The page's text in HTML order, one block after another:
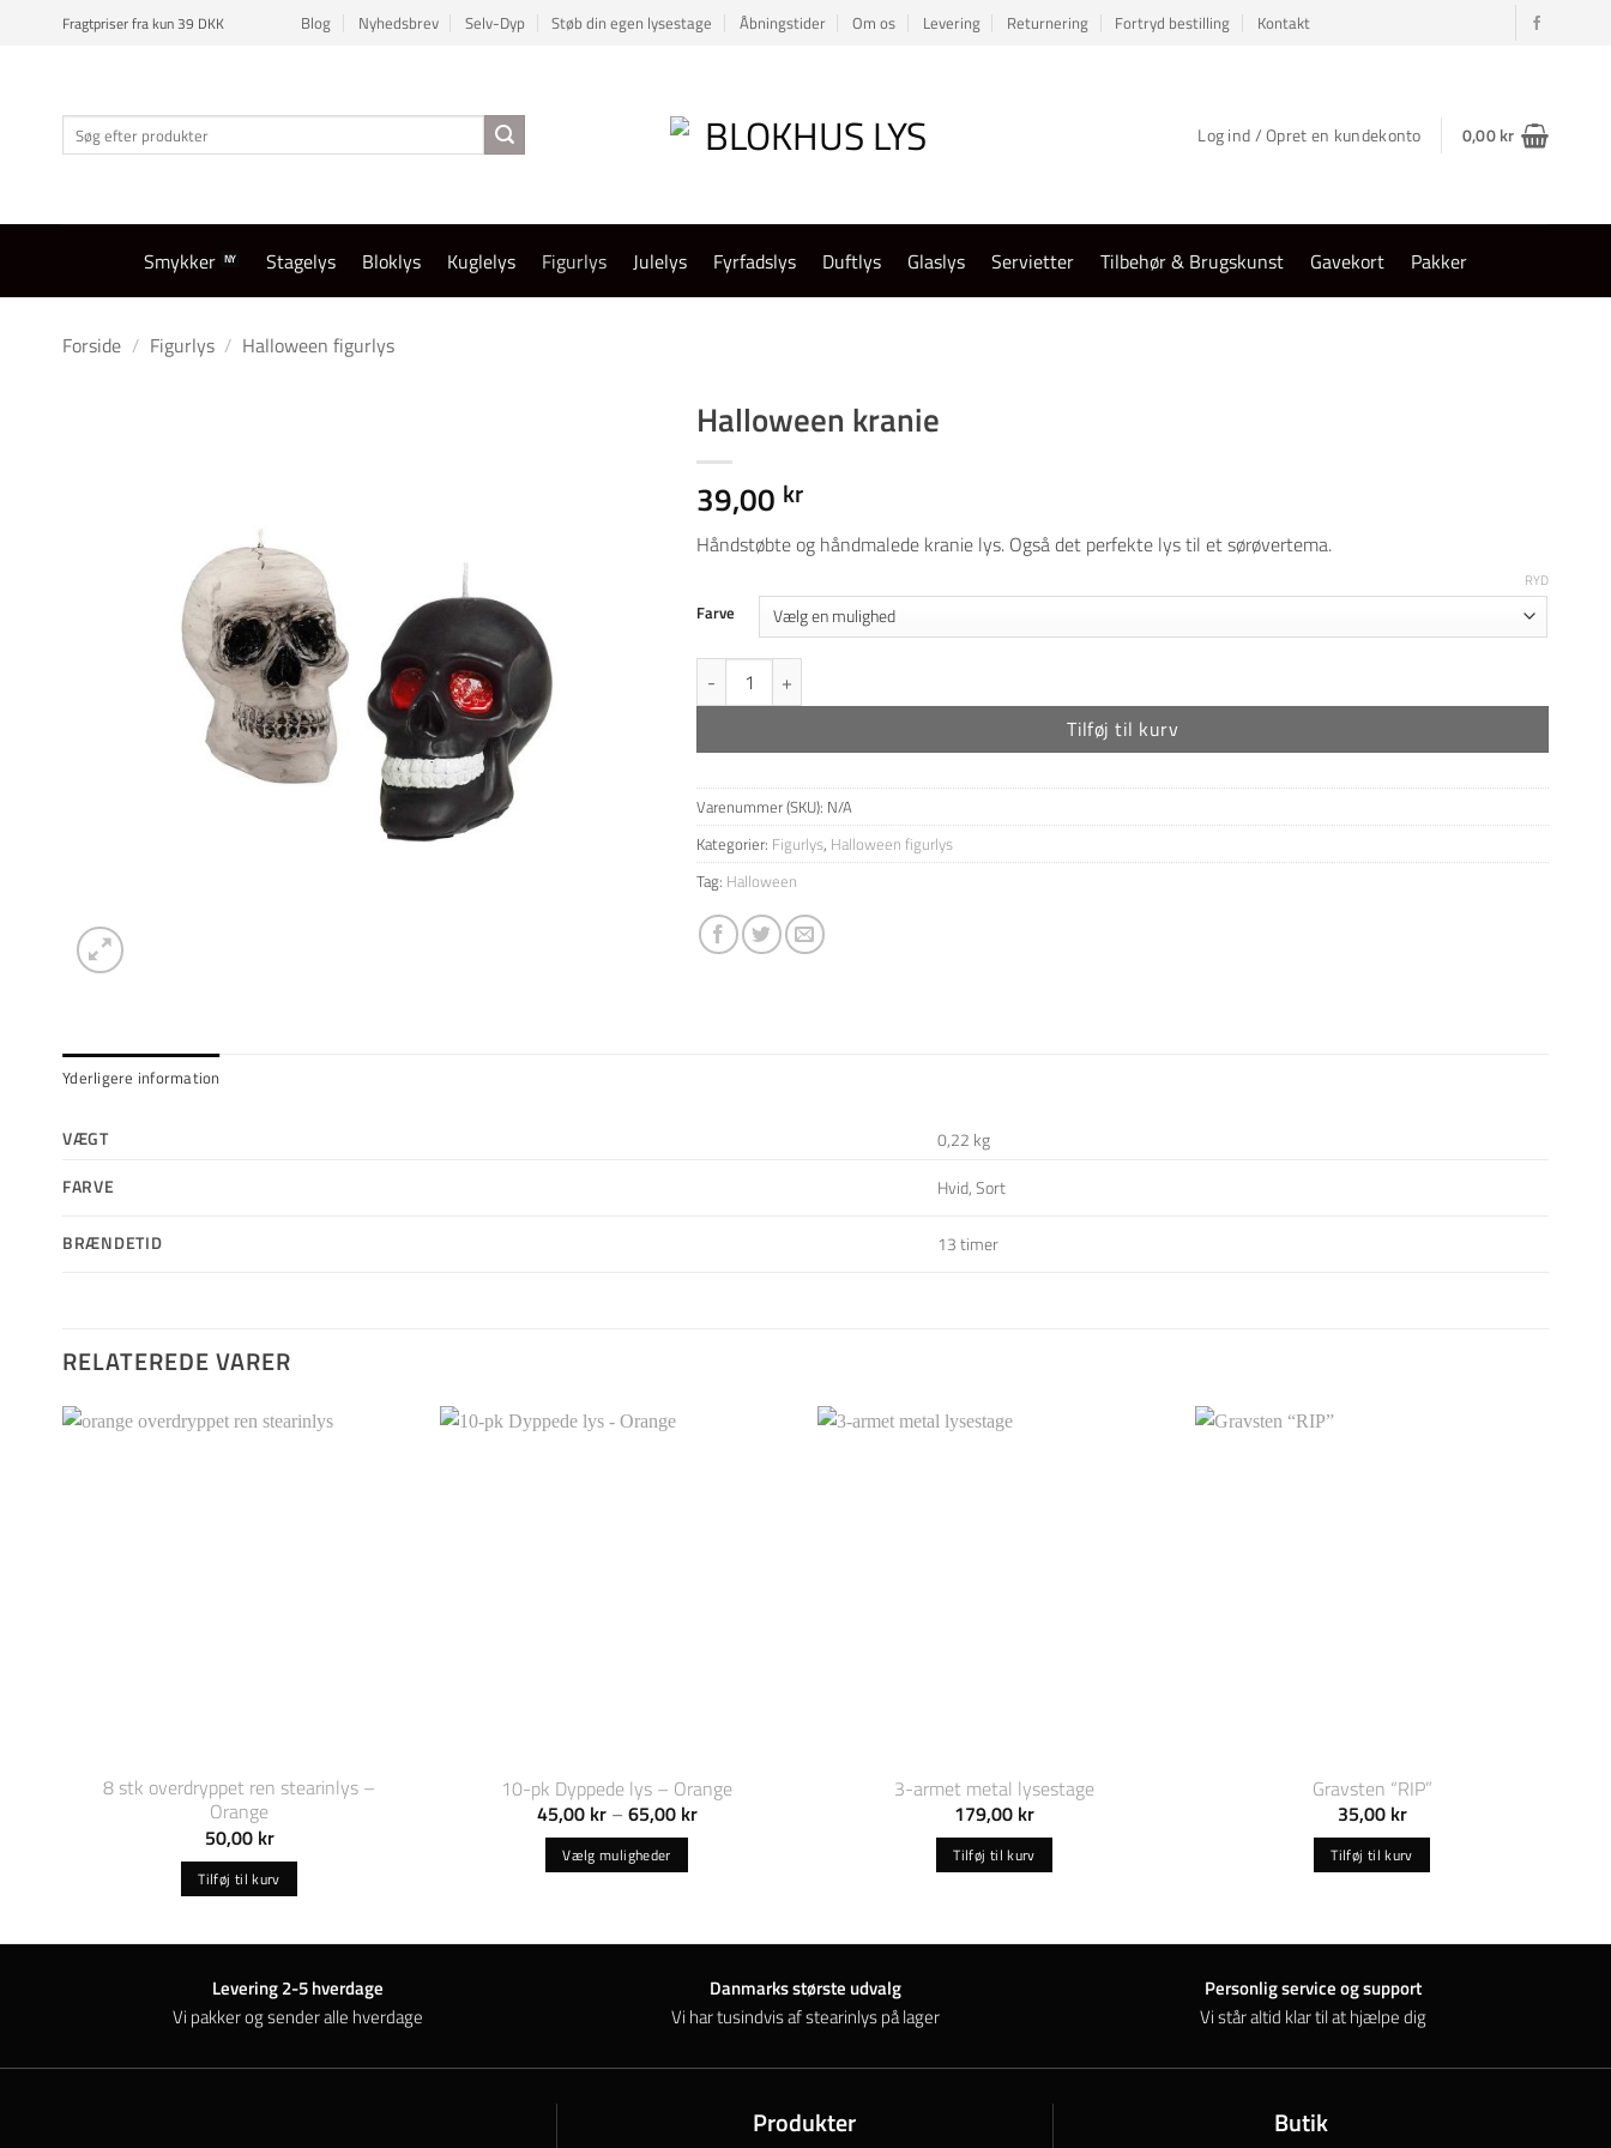
Fragtpriser fra kun 39 DKK Blog Nyhedsbrev Selv-Dyp Støb din egen lysestage Åbningstider Om os Levering Returnering Fortryd bestilling Kontakt
Søg
efter:
Log ind / Opret en kundekonto 0,00kr
Smykker Stagelys Bloklys Kuglelys Figurlys Julelys Fyrfadslys Duftlys Glaslys Servietter Tilbehør & Brugskunst Gavekort Pakker
Forside / Figurlys / Halloween figurlys
Halloween kranie
39,00 kr
Håndstøbte og håndmalede kranie lys. Også det perfekte lys til et sørøvertema.
Farve
RYD
Halloween kranie antal
Tilføj til kurv
Varenummer (SKU): N/A
Kategorier: Figurlys, Halloween figurlys
Tag: Halloween
Yderligere information
VÆGT
0,22 kg
FARVE
Hvid, Sort
BRÆNDETID 13 timer
RELATEREDE VARER
8 stk overdryppet ren stearinlys –
Orange
50,00 kr
Tilføj til kurv
10-pk Dyppede lys – Orange
45,00 kr – 65,00 krPrisinterval:
Vælg muligheder
har
Mulighederne
vælges
3-armet metal lysestage
179,00 kr
Tilføj til kurv
Gravsten “RIP”
35,00 kr
Tilføj til kurv
Levering 2-5 hverdage
Vi pakker og sender alle hverdage
Danmarks største udvalg
Vi har tusindvis af stearinlys på lager
Personlig service og support
Vi står altid klar til at hjælpe dig
Produkter Butik